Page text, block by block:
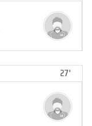
27'